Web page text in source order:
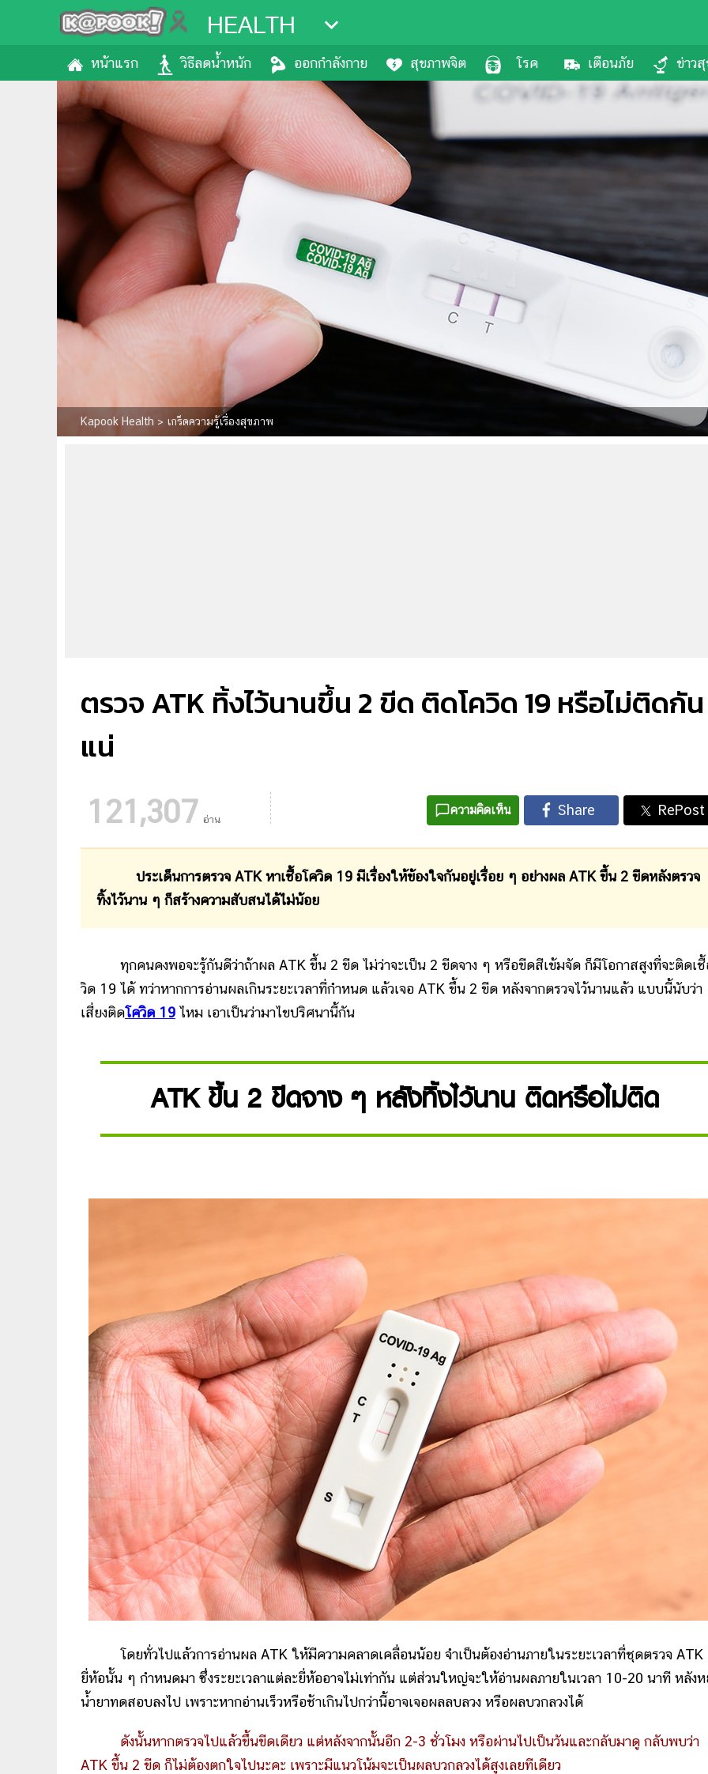
HEALTH
หน้าแรก วิธีลดน้ำหนัก ออกกำลังกาย สุขภาพจิต โรค เตือนภัย ข่าว
Kapook Health > เกร็ดความรู้เรื่องสุขภาพ
ตรวจ ATK ทิ้งไว้นานขึ้น 2 ขีด ติดโควิด 19 หรือไม่ติดกัน
แน่
121,307 อ่าน
ความคิดเห็น
ประเด็นการตรวจ ATK หาเชื้อโควิด 19 มีเรื่องให้ข้องใจกันอยู่เรื่อย ๆ อย่างผล ATK ขึ้น 2 ขีดหลังตรวจ
ทิ้งไว้นาน ๆ ก็สร้างความสับสนได้ไม่น้อย
ทุกคนคงพอจะรู้กันดีว่าถ้าผล ATK ขึ้น 2 ขีด ไม่ว่าจะเป็น 2 ขีดจาง ๆ หรือขีดสีเข้มจัด ก็มีโอกาสสูงที่จะติดเ
วิด 19 ได้ ทว่าหากการอ่านผลเกินระยะเวลาที่กำหนด แล้วเจอ ATK ขึ้น 2 ขีด หลังจากตรวจไว้นานแล้ว แบบนี้นับว่า
เสี่ยงติดโควิด 19 ไหม เอาเป็นว่ามาไขปริศนานี้กัน
ATK ขึ้น 2 ขีดจาง ๆ หลังทิ้งไว้นาน ติดหรือไม่ติด
โดยทั่วไปแล้วการอ่านผล ATK ให้มีความคลาดเคลื่อนน้อย จำเป็นต้องอ่านภายในระยะเวลาที่ชุดตรวจ ATK
ยี่ห้อนั้น ๆ กำหนดมา ซึ่งระยะเวลาแต่ละยี่ห้ออาจไม่เท่ากัน แต่ส่วนใหญ่จะให้อ่านผลภายในเวลา 10-20 นาที หลัง
น้ำยาทดสอบลงไป เพราะหากอ่านเร็วหรือช้าเกินไปกว่านี้อาจเจอผลลบลวง หรือผลบวกลวงได้
ดังนั้นหากตรวจไปแล้วขึ้นขีดเดียว แต่หลังจากนั้นอีก 2-3 ชั่วโมง หรือผ่านไปเป็นวันและกลับมาดู กลับพบว่า
ATK ขึ้น 2 ขีด ก็ไม่ต้องตกใจไปนะคะ เพราะมีแนวโน้มจะเป็นผลบวกลวงได้สูงเลยทีเดียว